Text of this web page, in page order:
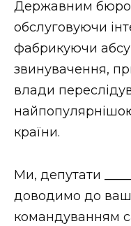
Державним бюро
обслуговуючи
фабрикуючи
звинувачення,
влади
країни.
Ми, депутати
доводимо до
командуванням